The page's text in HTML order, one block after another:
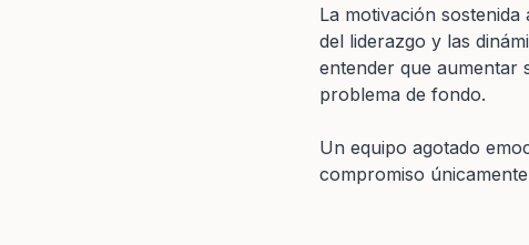
La motivación
del liderazgo y las
entender que aumentar
problema de fondo.
Un equipo agotado
compromiso